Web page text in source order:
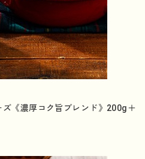
《濃厚コク旨ブレンド》200g＋